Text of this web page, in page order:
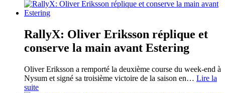
RallyX: Oliver Eriksson réplique et
conserve la main avant Estering
Oliver Eriksson a remporté la deuxième course du week-end à
Nysum et signé sa troisième victoire de la saison en… Lire la
suite